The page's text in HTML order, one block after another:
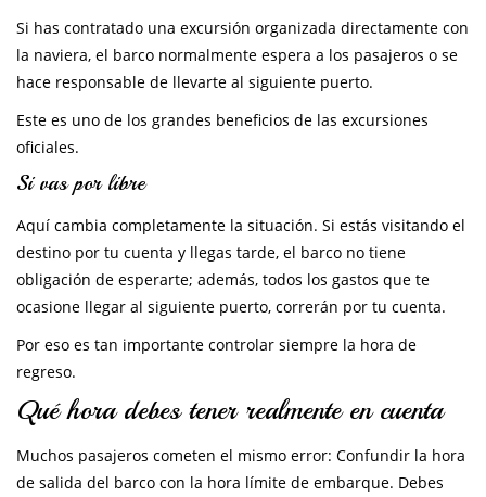
Si has contratado una excursión organizada directamente con
la naviera, el barco normalmente espera a los pasajeros o se
hace responsable de llevarte al siguiente puerto.
Este es uno de los grandes beneficios de las excursiones
oficiales.
Si vas por libre
Aquí cambia completamente la situación. Si estás visitando el
destino por tu cuenta y llegas tarde, el barco no tiene
obligación de esperarte; además, todos los gastos que te
ocasione llegar al siguiente puerto, correrán por tu cuenta.
Por eso es tan importante controlar siempre la hora de
regreso.
Qué hora debes tener realmente en cuenta
Muchos pasajeros cometen el mismo error: Confundir la hora
de salida del barco con la hora límite de embarque. Debes